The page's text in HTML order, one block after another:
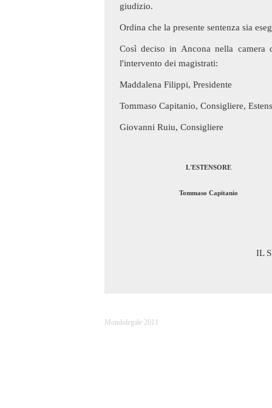
giudizio.
Ordina che la presente sentenza sia
Così deciso in Ancona nella
l'intervento dei magistrati:
Maddalena Filippi, Presidente
Tommaso Capitanio, Consigliere,
Giovanni Ruiu, Consigliere
L'ESTENSORE
Tommaso Capitanio
IL
Mondolegale 2011